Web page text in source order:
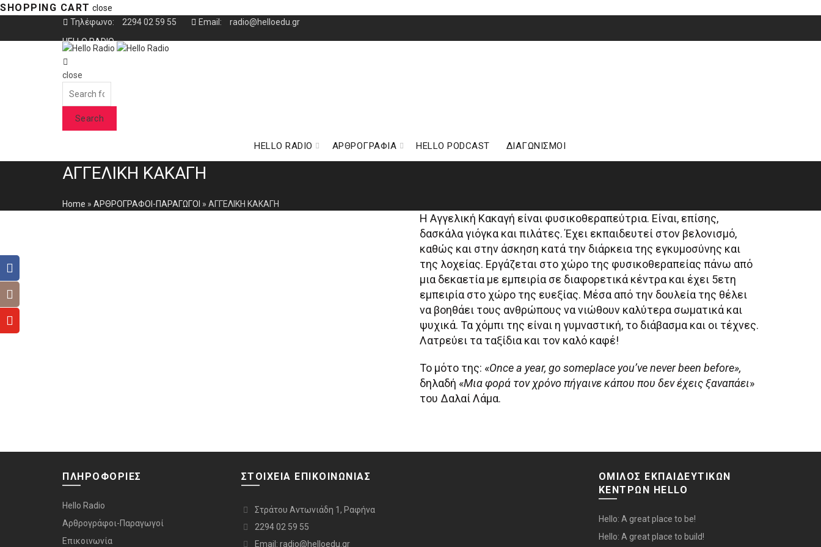
SHOPPING CART close
Τηλέφωνο:
2294 02 59 55 Email:
radio@helloedu.gr
HELLO RADIO
ΑΡΘΡΟΓΡΑΦΟΙ-ΠΑΡΑΓΩΓΟΙ
ΕΠΙΚΟΙΝΩΝΙΑ
close
Search
Search
HELLO RADIO ΑΡΘΡΟΓΡΑΦΙΑ HELLO PODCAST ΔΙΑΓΩΝΙΣΜΟΙ
ΑΓΓΕΛΙΚΗ ΚΑΚΑΓΗ
Home » ΑΡΘΡΟΓΡΑΦΟΙ-ΠΑΡΑΓΩΓΟΙ » ΑΓΓΕΛΙΚΗ ΚΑΚΑΓΗ
Η Αγγελική Κακαγή είναι φυσικοθεραπεύτρια. Είναι, επίσης,
δασκάλα γιόγκα και πιλάτες. Έχει εκπαιδευτεί στον βελονισμό,
καθώς και στην άσκηση κατά την διάρκεια της εγκυμοσύνης και
της λοχείας. Εργάζεται στο χώρο της φυσικοθεραπείας πάνω από
μια δεκαετία με εμπειρία σε διαφορετικά κέντρα και έχει 5ετη
εμπειρία στο χώρο της ευεξίας. Μέσα από την δουλεία της θέλει
να βοηθάει τους ανθρώπους να νιώθουν καλύτερα σωματικά και
ψυχικά. Τα χόμπι της είναι η γυμναστική, το διάβασμα και οι τέχνες.
Λατρεύει τα ταξίδια και τον καλό καφέ!
Το μότο της: «Once a year, go someplace you’ve neverbeen before»,
δηλαδή «Μια φορά τον χρόνο πήγαινε κάπου που δεν έχεις ξαναπάει»
του Δαλαί Λάμα.
ΠΛΗΡΟΦΟΡΙΕΣ
Hello Radio
Αρθρογράφοι-Παραγωγοί
Επικοινωνία
ΣΤΟΙΧΕΙΑ ΕΠΙΚΟΙΝΩΝΙΑΣ
Στράτου Αντωνιάδη 1, Ραφήνα
2294 02 59 55
Email: radio@helloedu.gr
ΟΜΙΛΟΣ ΕΚΠΑΙΔΕΥΤΙΚΩΝ
ΚΕΝΤΡΩΝ HELLO
Hello: A great place to be!
Hello: A great place to build!